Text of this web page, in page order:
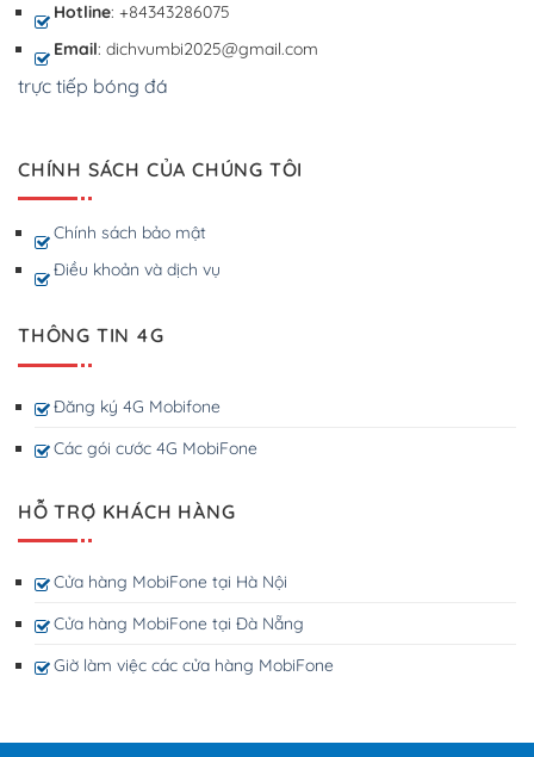
Hotline: +84343286075
Email: dichvumbi2025@gmail.com
trực tiếp bóng đá
CHÍNH SÁCH CỦA CHÚNG TÔI
Chính sách bảo mật
Điều khoản và dịch vụ
THÔNG TIN 4G
Đăng ký 4G Mobifone
Các gói cước 4G MobiFone
HỖ TRỢ KHÁCH HÀNG
Cửa hàng MobiFone tại Hà Nội
Cửa hàng MobiFone tại Đà Nẵng
Giờ làm việc các cửa hàng MobiFone